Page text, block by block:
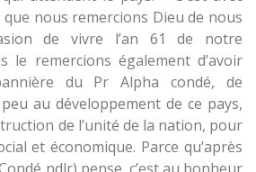
nous remercions Dieu de nous
de vivre l’an 61 de notre
le remercions également d’avoir
du Pr Alpha condé, de
au développement de ce pays,
de l’unité de la nation, pour
et économique. Parce qu’après